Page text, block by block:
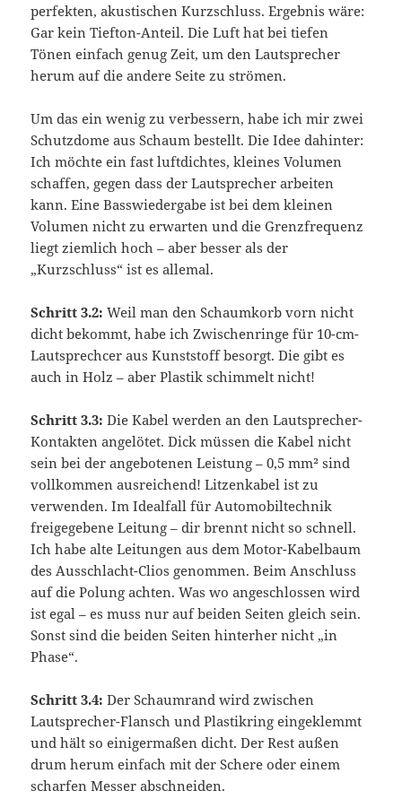
perfekten, akustischen Kurzschluss. Ergebnis wäre:
Gar kein Tiefton-Anteil. Die Luft hat bei tiefen
Tönen einfach genug Zeit, um den Lautsprecher
herum auf die andere Seite zu strömen.
Um das ein wenig zu verbessern, habe ich mir zwei
Schutzdome aus Schaum bestellt. Die Idee dahinter:
Ich möchte ein fast luftdichtes, kleines Volumen
schaffen, gegen dass der Lautsprecher arbeiten
kann. Eine Basswiedergabe ist bei dem kleinen
Volumen nicht zu erwarten und die Grenzfrequenz
liegt ziemlich hoch – aber besser als der
„Kurzschluss“ ist es allemal.
Schritt 3.2: Weil man den Schaumkorb vorn nicht
dicht bekommt, habe ich Zwischenringe für 10-cm-
Lautsprechcer aus Kunststoff besorgt. Die gibt es
auch in Holz – aber Plastik schimmelt nicht!
Schritt 3.3: Die Kabel werden an den Lautsprecher-
Kontakten angelötet. Dick müssen die Kabel nicht
sein bei der angebotenen Leistung – 0,5 mm² sind
vollkommen ausreichend! Litzenkabel ist zu
verwenden. Im Idealfall für Automobiltechnik
freigegebene Leitung – dir brennt nicht so schnell.
Ich habe alte Leitungen aus dem Motor-Kabelbaum
des Ausschlacht-Clios genommen. Beim Anschluss
auf die Polung achten. Was wo angeschlossen wird
ist egal – es muss nur auf beiden Seiten gleich sein.
Sonst sind die beiden Seiten hinterher nicht „in
Phase“.
Schritt 3.4:Der Schaumrand wird zwischen
Lautsprecher-Flansch und Plastikring eingeklemmt
und hält so einigermaßen dicht. Der Rest außen
drum herum einfach mit der Schere oder einem
scharfen Messer abschneiden.